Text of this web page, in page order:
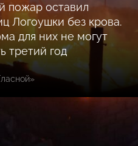
пожар оставил
Логоушки без крова.
для них не могут
третий год